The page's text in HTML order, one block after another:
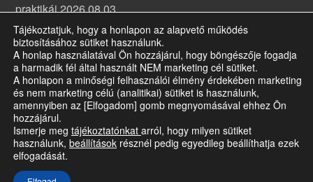
praktikái2026.08.03.
A rakott karfiol receptje és konyhai praktikái2026.07.13.
Májusi rehabilitációs klub: fókuszban a szemünk
egészsége2026.07.09.
A honlap jogtulajdonosa a Siketvakok Országos Egyesülete ·
jogok fenntartva· Copyright © 2026
A honlap az Emberi Erőforrások Minisztériuma (EMMI) és a Slachta
Tájékoztatjuk, hogy a honlapon az alapvető működés
biztosításához sütiket használunk.
A honlap használatával Ön hozzájárul, hogy böngészője fogadja
a harmadik fél által használt NEM marketing cél sütiket.
A honlapon a minőségi felhasználói élmény érdekében marketing
és nem marketing célú (analitikai) sütiket is használunk,
amennyiben az [Elfogadom] gomb megnyomásával ehhez Ön
hozzájárul.
Ismerje meg tájékoztatónkat arról, hogy milyen sütiket
használunk, beállítások résznél pedig egyedileg beállíthatja ezek
elfogadását.